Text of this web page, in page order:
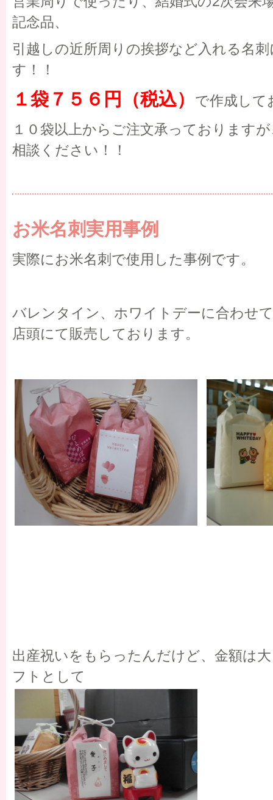
記念品、
引越しの近所周りの挨拶など入れる名
す！！
１袋７５６円（税込）
で作成して
１０袋以上からご注文承っております
相談ください！！
お米名刺実用事例
実際にお米名刺で使用した事例です。
バレンタイン、ホワイトデーに合わせ
店頭にて販売しております。
出産祝いをもらったんだけど、金額は
フトとして